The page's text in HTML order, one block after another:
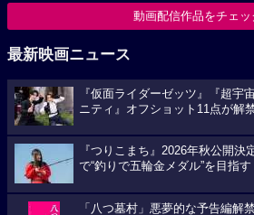
動画配信作品をチェッ
最新映画ニュース
『仮面ライダーゼッツ』『超宇
ニティ』オフショット11点が解
『つりこまち』2026年秋公開
で“釣りで五輪金メダル”を目指す
「八つ墓村」悪夢的な予告編解